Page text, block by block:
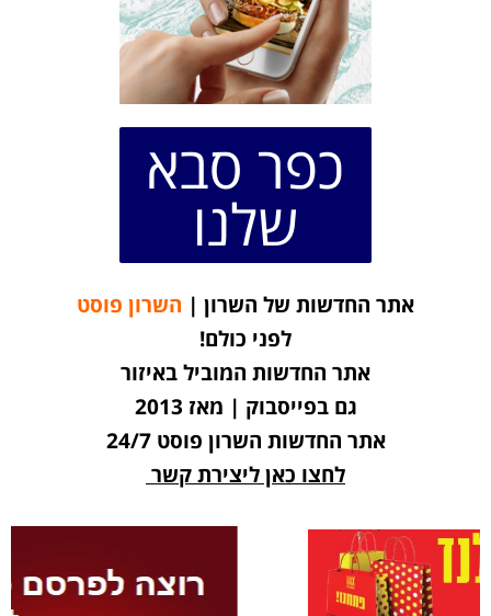
כפר סבא
שלנו
אתר החדשות של השרון | השרון פוסט
לפני כולם!
אתר החדשות המוביל באיזור
גם בפייסבוק | מאז 2013
אתר החדשות השרון פוסט 24/7
לחצו כאן ליצירת קשר